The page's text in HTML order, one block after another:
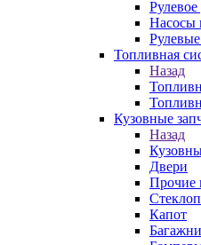
Насосы
Топливная
Назад
Кузовные
Назад
Двери
Прочие
Капот